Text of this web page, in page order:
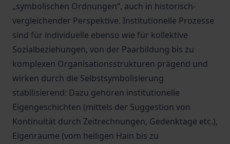
„symbolischen Ordnungen“, auch in historisch-
vergleichender Perspektive. Institutionelle Prozesse
sind für individuelle ebenso wie für kollektive
Sozialbeziehungen, von der Paarbildung bis zu
komplexen Organisationsstrukturen prägend und
wirken durch die Selbstsymbolisierung
stabilisierend: Dazu gehören institutionelle
Eigengeschichten (mittels der Suggestion von
Kontinuität durch Zeitrechnungen, Gedenktage etc.),
Eigenräume (vom heiligen Hain bis zu